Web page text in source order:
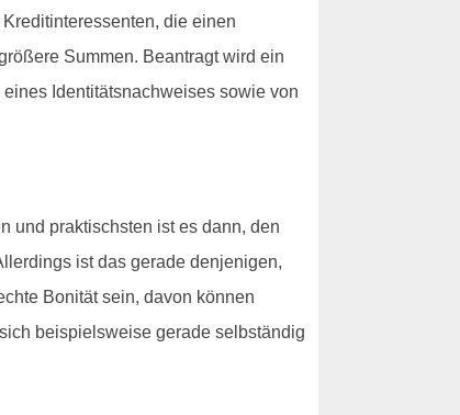
die einen
Summen. Beantragt wird ein
Identitätsnachweises sowie von
und praktischsten ist es dann, den
ist das gerade denjenigen,
Bonität sein, davon können
beispielsweise gerade selbständig